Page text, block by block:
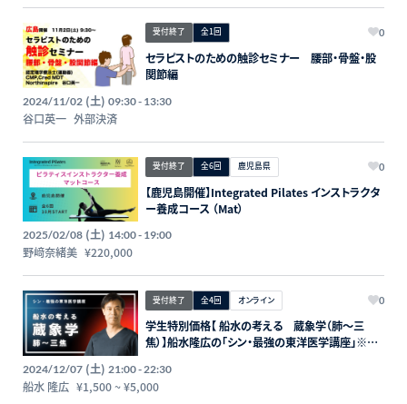
受付終了 全1回 0
セラピストのための触診セミナー 腰部・骨盤・股
関節編
2024/11/02 (土) 09:30 - 13:30
谷口英一 外部決済
受付終了 全6回 鹿児島県 0
【鹿児島開催】Integrated Pilates インストラクタ
ー養成コース （Mat）
2025/02/08 (土) 14:00 - 19:00
野﨑奈緒美 ¥220,000
受付終了 全4回 オンライン 0
学生特別価格【 船水の考える 蔵象学（肺〜三
焦）】船水隆広の「シン・最強の東洋医学講座」※ア
2024/12/07 (土) 21:00 - 22:30
船水 隆広 ¥1,500~¥5,000